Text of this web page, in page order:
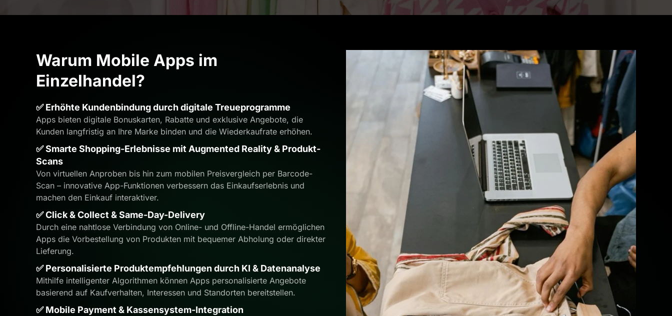
Warum Mobile Apps im
Einzelhandel?
✅ Erhöhte Kundenbindung durch digitale Treueprogramme
Apps bieten digitale Bonuskarten, Rabatte und exklusive Angebote, die
Kunden langfristig an Ihre Marke binden und die Wiederkaufrate erhöhen.
✅ Smarte Shopping-Erlebnisse mit Augmented Reality & Produkt-
Scans
Von virtuellen Anproben bis hin zum mobilen Preisvergleich per Barcode-
Scan – innovative App-Funktionen verbessern das Einkaufserlebnis und
machen den Einkauf interaktiver.
✅ Click & Collect & Same-Day-Delivery
Durch eine nahtlose Verbindung von Online- und Offline-Handel ermöglichen
Apps die Vorbestellung von Produkten mit bequemer Abholung oder direkter
Lieferung.
✅ Personalisierte Produktempfehlungen durch KI & Datenanalyse
Mithilfe intelligenter Algorithmen können Apps personalisierte Angebote
basierend auf Kaufverhalten, Interessen und Standorten bereitstellen.
✅ Mobile Payment & Kassensystem-Integration